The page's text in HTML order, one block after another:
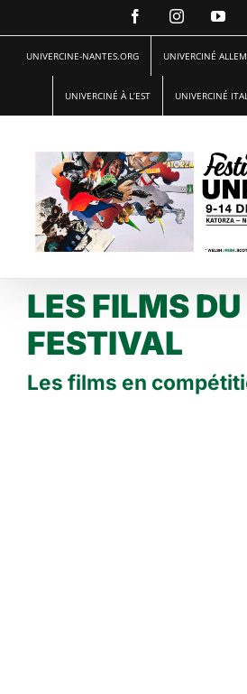
FacebookInstagram
UNIVERCINE-NANTES.ORG UNIVERCINÉ
UNIVERCINÉ À L’EST UNIVERCINÉ
LES FILMS DU
FESTIVAL
Les films en